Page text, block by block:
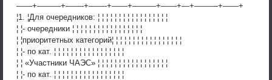
——+———+——-+——-+——+———+——+—+———+——+
¦1. ¦Для очередников: ¦ ¦ ¦ ¦ ¦ ¦ ¦ ¦ ¦ ¦ ¦ ¦ ¦ ¦ ¦ ¦ ¦
¦ ¦- очередники ¦ ¦ ¦ ¦ ¦ ¦ ¦ ¦ ¦ ¦ ¦ ¦ ¦ ¦ ¦ ¦ ¦
¦ ¦приоритетных категорий¦ ¦ ¦ ¦ ¦ ¦ ¦ ¦ ¦ ¦ ¦ ¦ ¦ ¦ ¦ ¦ ¦
¦ ¦- по кат. ¦ ¦ ¦ ¦ ¦ ¦ ¦ ¦ ¦ ¦ ¦ ¦ ¦ ¦ ¦ ¦ ¦
¦ ¦ «Участники ЧАЭС» ¦ ¦ ¦ ¦ ¦ ¦ ¦ ¦ ¦ ¦ ¦ ¦ ¦ ¦ ¦ ¦ ¦
¦ ¦- по кат. ¦ ¦ ¦ ¦ ¦ ¦ ¦ ¦ ¦ ¦ ¦ ¦ ¦ ¦ ¦ ¦ ¦